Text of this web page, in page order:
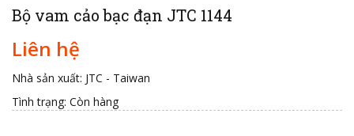
Bộ vam cảo bạc đạn JTC 1144
Liên hệ
Nhà sản xuất: JTC - Taiwan
Tình trạng: Còn hàng